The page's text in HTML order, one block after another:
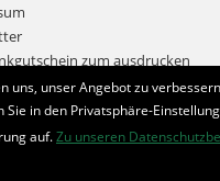
zum ausdrucken
unser Angebot zu
in den Privatsphäre-
auf.Zu unseren